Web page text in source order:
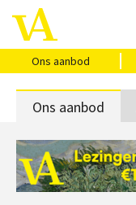
Ons aanbod
Home
Ons aanbod
Agenda
VAthuis
Over ons
Vragen?
Cadeaubon
Ons aanbod